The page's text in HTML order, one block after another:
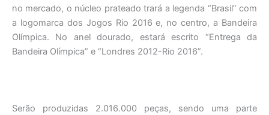
no mercado, o núcleo prateado trará a legenda “Brasil” com
a logomarca dos Jogos Rio 2016 e, no centro, a Bandeira
Olímpica. No anel dourado, estará escrito “Entrega da
Bandeira Olímpica” e “Londres 2012-Rio 2016”.
Serão produzidas 2.016.000 peças, sendo uma parte